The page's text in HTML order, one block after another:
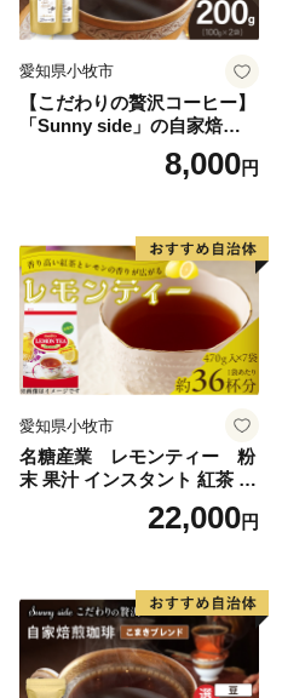
愛知県小牧市
【こだわりの贅沢コーヒー】
「Sunny side」の自家焙煎珈
琲こまきブレンド（200g）
8,000円
愛知県小牧市
名糖産業 レモンティー 粉
末 果汁 インスタント 紅茶 ビ
タミンC 袋 ロングセラー 粉
末飲料 粉末茶 簡単 手軽 ホッ
22,000円